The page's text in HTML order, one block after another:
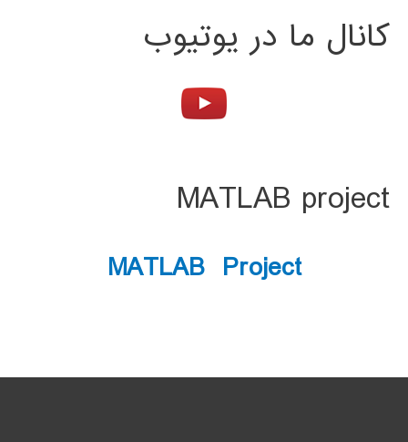
کانال ما در یوتیوب
MATLAB project
MATLAB Project